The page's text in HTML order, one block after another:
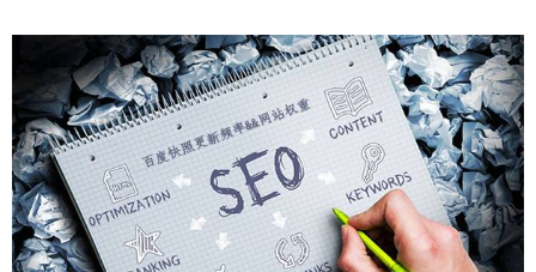
案例解剖
电商学院
关于优加